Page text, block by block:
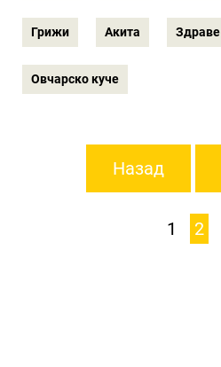
Грижи Акита Здраве
Овчарско куче
Назад
1 2